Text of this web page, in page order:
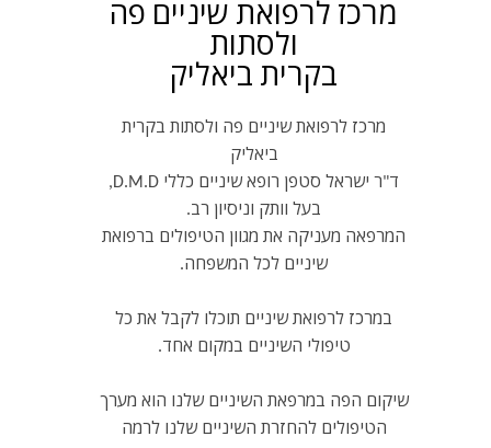
מרכז לרפואת שיניים פה
ולסתות
בקרית ביאליק
מרכז לרפואת שיניים פה ולסתות בקרית
ביאליק
ד"ר ישראל סטפן רופא שיניים כללי D.M.D,
בעל וותק וניסיון רב.
המרפאה מעניקה את מגוון הטיפולים ברפואת
שיניים לכל המשפחה.
במרכז לרפואת שיניים תוכלו לקבל את כל
טיפולי השיניים במקום אחד.
שיקום הפה במרפאת השיניים שלנו הוא מערך
הטיפולים להחזרת השיניים שלנו לרמה